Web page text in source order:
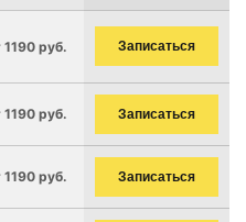
1190 руб. Записаться
1190 руб. Записаться
1190 руб. Записаться